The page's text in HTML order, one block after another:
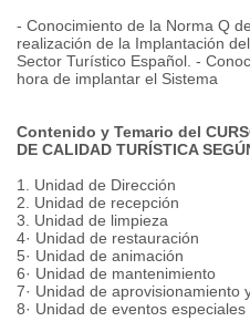
- Conocimiento de la Norma Q
realización de la Implantación
Sector Turístico Español. -
hora de implantar el Sistema
Contenido y Temario del
DE CALIDAD TURÍSTICA
1. Unidad de Dirección
2. Unidad de recepción
3. Unidad de limpieza
4· Unidad de restauración
5· Unidad de animación
6· Unidad de mantenimiento
7· Unidad de aprovisionamiento
8· Unidad de eventos especiales